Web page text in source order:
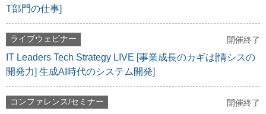
T部門の仕事]
ライブウェビナー 開催終了
IT Leaders Tech Strategy LIVE [事業成長のカギは[情シスの
開発力] 生成AI時代のシステム開発]
コンファレンス/セミナー 開催終了